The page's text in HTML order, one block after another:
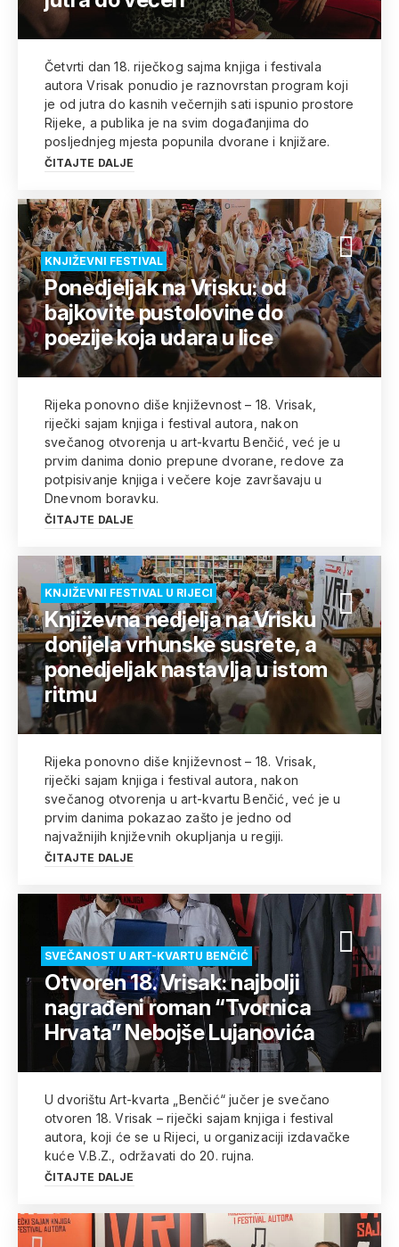
Četvrti dan 18. riječkog sajma knjiga i festivala
autora Vrisak ponudio je raznovrstan program koji
je od jutra do kasnih večernjih sati ispunio prostore
Rijeke, a publika je na svim događanjima do
posljednjeg mjesta popunila dvorane i knjižare.
ČITAJTE DALJE
KNJIŽEVNI FESTIVAL
Ponedjeljak na Vrisku: od
bajkovite pustolovine do
poezije koja udara u lice
Rijeka ponovno diše književnost – 18. Vrisak,
riječki sajam knjiga i festival autora, nakon
svečanog otvorenja u art-kvartu Benčić, već je u
prvim danima donio prepune dvorane, redove za
potpisivanje knjiga i večere koje završavaju u
Dnevnom boravku.
ČITAJTE DALJE
KNJIŽEVNI FESTIVAL U RIJECI
Književna nedjelja na Vrisku
donijela vrhunske susrete, a
ponedjeljak nastavlja u istom
ritmu
Rijeka ponovno diše književnost – 18. Vrisak,
riječki sajam knjiga i festival autora, nakon
svečanog otvorenja u art-kvartu Benčić, već je u
prvim danima pokazao zašto je jedno od
najvažnijih književnih okupljanja u regiji.
ČITAJTE DALJE
SVEČANOST U ART-KVARTU BENČIĆ
Otvoren 18. Vrisak: najbolji
nagrađeni roman “Tvornica
Hrvata” Nebojše Lujanovića
U dvorištu Art-kvarta „Benčić“ jučer je svečano
otvoren 18. Vrisak – riječki sajam knjiga i festival
autora, koji će se u Rijeci, u organizaciji izdavačke
kuće V.B.Z., održavati do 20. rujna.
ČITAJTE DALJE